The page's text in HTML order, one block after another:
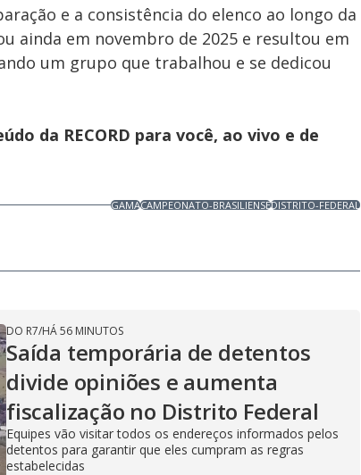
e a consistência do elenco ao longo da
ainda em novembro de 2025 e resultou em
um grupo que trabalhou e se dedicou
da RECORD para você, ao vivo e de
GAMACAMPEONATO-BRASILIENSEDISTRITO-FEDERAL
DO R7/HÁ 56 MINUTOS
Saída temporária de detentos
divide opiniões e aumenta
fiscalização no Distrito Federal
Equipes vão visitar todos os endereços informados pelos
detentos para garantir que eles cumpram as regras
estabelecidas